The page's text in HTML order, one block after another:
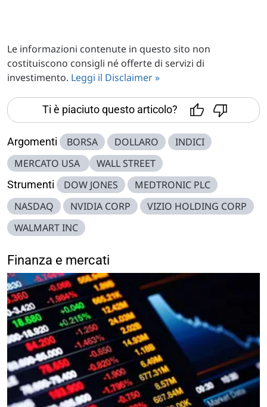
Le informazioni contenute in questo sito non
costituiscono consigli né offerte di servizi di
investimento. Leggi il Disclaimer »
Ti è piaciuto questo articolo?
Argomenti BORSA DOLLARO
INDICI
MERCATO USA
WALL STREET
Strumenti DOW JONES
MEDTRONIC PLC
NASDAQ
NVIDIA CORP
VIZIO HOLDING CORP
WALMART INC
Finanza e mercati